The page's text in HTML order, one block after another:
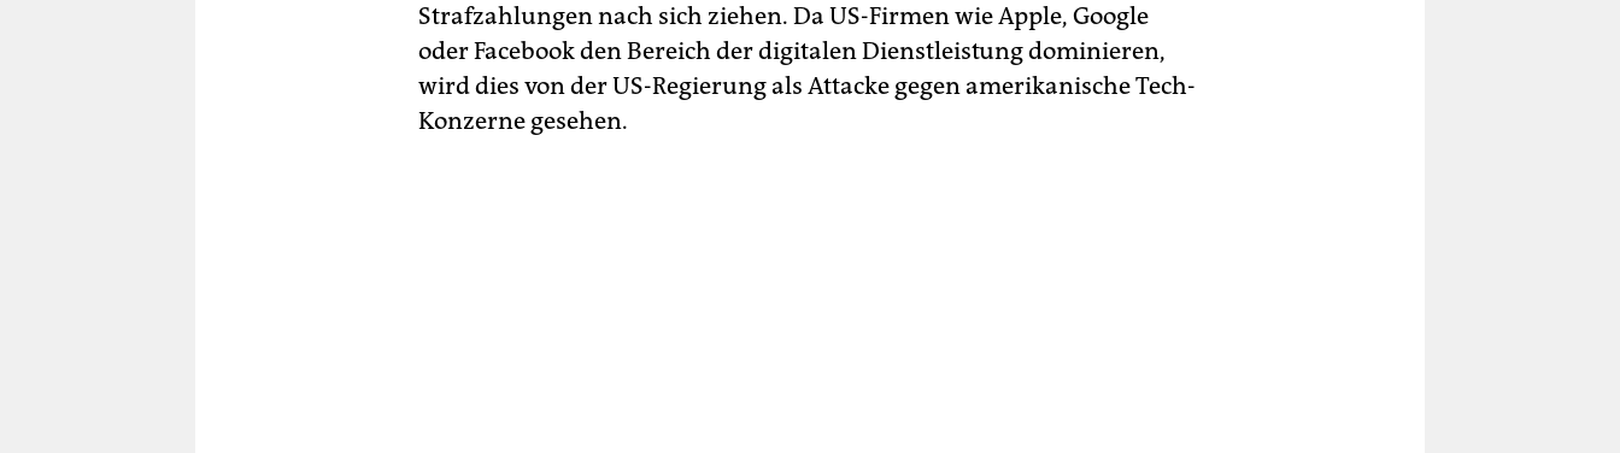
Strafzahlungen nach sich ziehen. Da US-Firmen wie Apple, Google
oder Facebook den Bereich der digitalen Dienstleistung dominieren,
wird dies von der US-Regierung als Attacke gegen amerikanische Tech-
Konzerne gesehen.